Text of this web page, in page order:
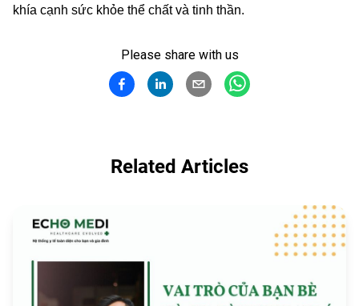
khía cạnh sức khỏe thể chất và tinh thần.
Please share with us
Related Articles